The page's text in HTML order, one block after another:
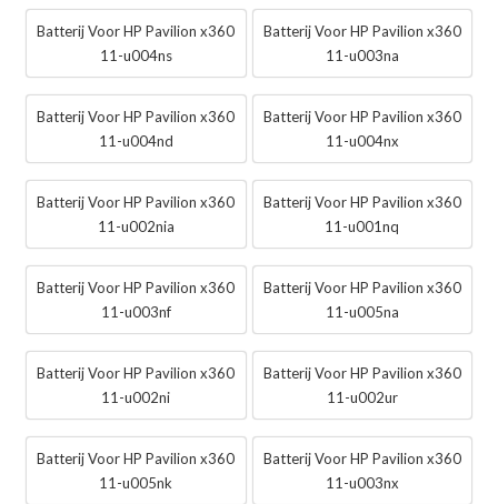
Batterij Voor HP Pavilion x360
11-u004ns
Batterij Voor HP Pavilion x360
11-u003na
Batterij Voor HP Pavilion x360
11-u004nd
Batterij Voor HP Pavilion x360
11-u004nx
Batterij Voor HP Pavilion x360
11-u002nia
Batterij Voor HP Pavilion x360
11-u001nq
Batterij Voor HP Pavilion x360
11-u003nf
Batterij Voor HP Pavilion x360
11-u005na
Batterij Voor HP Pavilion x360
11-u002ni
Batterij Voor HP Pavilion x360
11-u002ur
Batterij Voor HP Pavilion x360
11-u005nk
Batterij Voor HP Pavilion x360
11-u003nx